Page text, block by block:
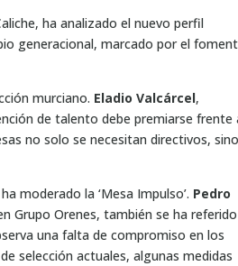
ha analizado el nuevo perfil
generacional, marcado por el
murciano. Eladio Valcárcel,
de talento debe premiarse frente
no solo se necesitan directivos, sino
moderado la ‘Mesa Impulso’. Pedro
Grupo Orenes, también se ha referido
una falta de compromiso en los
selección actuales, algunas medidas